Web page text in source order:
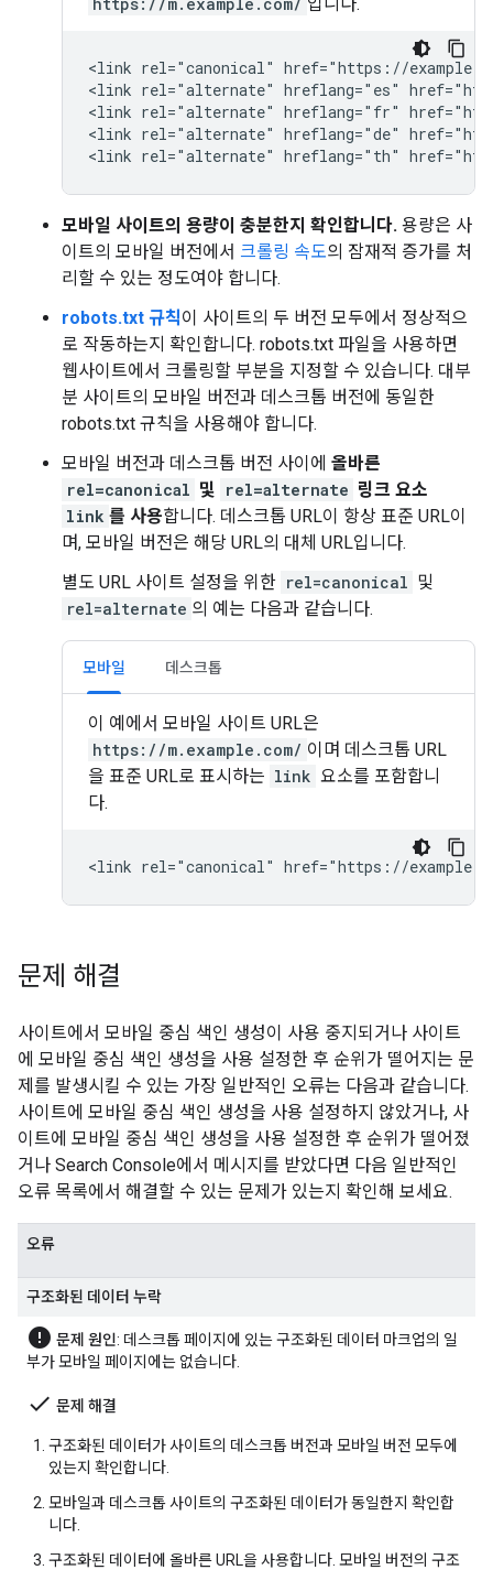
<link rel="canonical" href="https://
<link rel="alternate" hreflang="es"
<link rel="alternate" hreflang="fr"
<link rel="alternate" hreflang="de"
<link rel="alternate" hreflang="th"
모바일 사이트의 용량이 충분한지 확인합니다. 용량은 사
이트의 모바일 버전에서 크롤링 속도의 잠재적 증가를 처
리할 수 있는 정도여야 합니다.
robots.txt 규칙이 사이트의 두 버전 모두에서 정상적으
로 작동하는지 확인합니다. robots.txt 파일을 사용하면
웹사이트에서 크롤링할 부분을 지정할 수 있습니다. 대부
분 사이트의 모바일 버전과 데스크톱 버전에 동일한
robots.txt 규칙을 사용해야 합니다.
모바일 버전과 데스크톱 버전 사이에 올바른
rel=canonical 및 rel=alternate 링크 요소
link 를 사용합니다. 데스크톱 URL이 항상 표준 URL이
며, 모바일 버전은 해당 URL의 대체 URL입니다.
별도 URL 사이트 설정을 위한 rel=canonical 및
rel=alternate 의 예는 다음과 같습니다.
모바일 데스크톱
이 예에서 모바일 사이트 URL은
https://m.example.com/ 이며 데스크톱 URL
을 표준 URL로 표시하는 link 요소를 포함합니
다.
<link rel="canonical" href="https://
문제 해결
사이트에서 모바일 중심 색인 생성이 사용 중지되거나 사이트
에 모바일 중심 색인 생성을 사용 설정한 후 순위가 떨어지는 문
제를 발생시킬 수 있는 가장 일반적인 오류는 다음과 같습니다.
사이트에 모바일 중심 색인 생성을 사용 설정하지 않았거나, 사
이트에 모바일 중심 색인 생성을 사용 설정한 후 순위가 떨어졌
거나 Search Console에서 메시지를 받았다면 다음 일반적인
오류 목록에서 해결할 수 있는 문제가 있는지 확인해 보세요.
오류
구조화된 데이터 누락
error 문제 원인: 데스크톱 페이지에 있는 구조화된 데이터 마크업의 일
부가 모바일 페이지에는 없습니다.
done 문제 해결
구조화된 데이터가 사이트의 데스크톱 버전과 모바일 버전 모두에
있는지 확인합니다.
모바일과 데스크톱 사이트의 구조화된 데이터가 동일한지 확인합
니다.
구조화된 데이터에 올바른 URL을 사용합니다. 모바일 버전의 구조